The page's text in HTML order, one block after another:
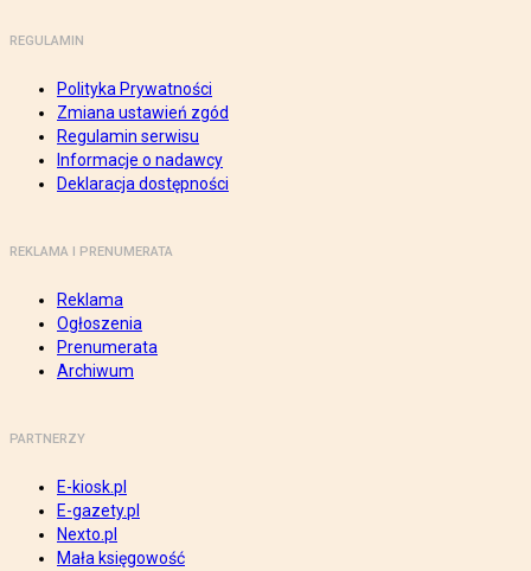
REGULAMIN
Polityka Prywatności
Zmiana ustawień zgód
Regulamin serwisu
Informacje o nadawcy
Deklaracja dostępności
REKLAMA I PRENUMERATA
Reklama
Ogłoszenia
Prenumerata
Archiwum
PARTNERZY
E-kiosk.pl
E-gazety.pl
Nexto.pl
Mała księgowość